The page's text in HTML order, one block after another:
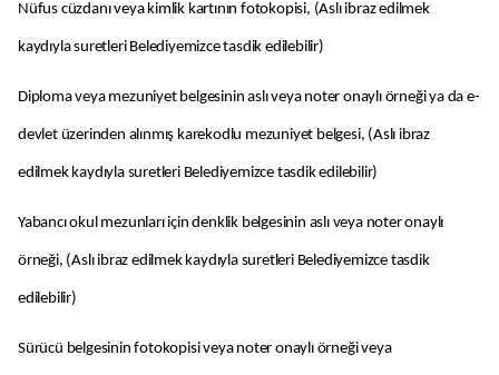
Nüfus cüzdanı veya kimlik kartının fotokopisi, (Aslı ibraz edilmek
kaydıyla suretleri Belediyemizce tasdik edilebilir)
Diploma veya mezuniyet belgesinin aslı veya noter onaylı örneği ya da e-
devlet üzerinden alınmış karekodlu mezuniyet belgesi, (Aslı ibraz
edilmek kaydıyla suretleri Belediyemizce tasdik edilebilir)
Yabancı okul mezunları için denklik belgesinin aslı veya noter onaylı
örneği, (Aslı ibraz edilmek kaydıyla suretleri Belediyemizce tasdik
edilebilir)
Sürücü belgesinin fotokopisi veya noter onaylı örneği veya